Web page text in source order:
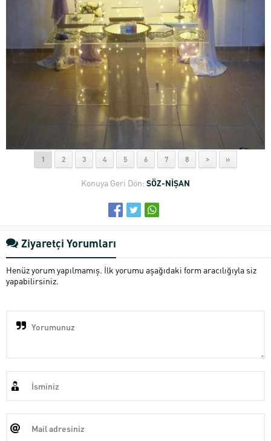
1 2 3 4 5 6 7 8 > »
Konuya Geri Dön: SÖZ-NİŞAN
Ziyaretçi Yorumları
Henüz yorum yapılmamış. İlk yorumu aşağıdaki form aracılığıyla siz
yapabilirsiniz.